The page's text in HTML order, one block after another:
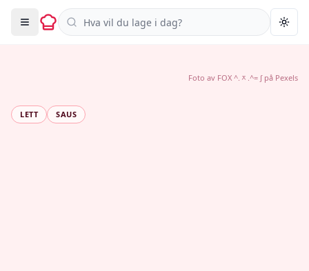
Søk i oppskrifter
LETT SAUS
Foto av FOX ^.ᆽ.^= ∫på Pexels